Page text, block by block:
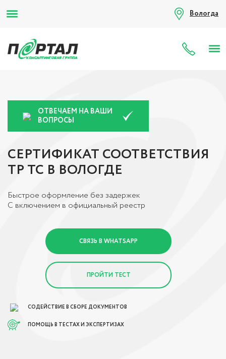
Вологда
8
ОТВЕЧАЕМ НА ВАШИ
ВОПРОСЫ
СЕРТИФИКАТ СООТВЕТСТВИЯ
ТР ТС В ВОЛОГДЕ
Быстрое оформление без задержек
С включением в официальный реестр
СВЯЗЬ В WHATSAPP
ПРОЙТИ ТЕСТ
СОДЕЙСТВИЕ В СБОРЕ ДОКУМЕНТОВ
ПОМОЩЬ В ТЕСТАХ И ЭКСПЕРТИЗАХ